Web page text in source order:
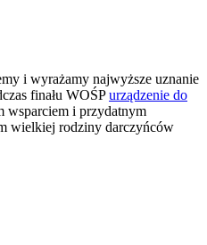
i wyrażamy najwyższe uznanie
finału WOŚPurządzenie do
wsparciem i przydatnym
wielkiej rodziny darczyńców